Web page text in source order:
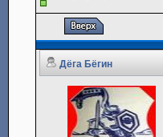
Дёга Бёгин